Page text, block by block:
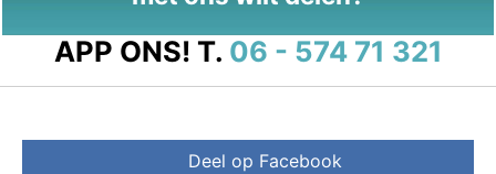
APP ONS! T. 06 - 574 71 321
Deel op Facebook